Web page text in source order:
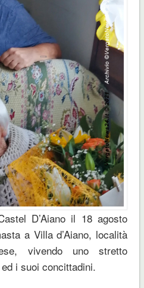
D’Aiano il 18 agosto
a Villa d’Aiano, località
vivendo uno stretto
i suoi concittadini.